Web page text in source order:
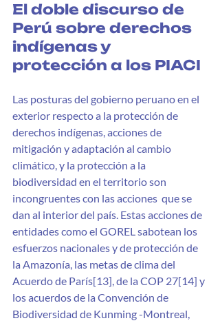
El doble discurso de
Perú sobre derechos
indígenas y
protección a los PIACI
Las posturas del gobierno peruano en el
exterior respecto a la protección de
derechos indígenas, acciones de
mitigación y adaptación al cambio
climático, y la protección a la
biodiversidad en el territorio son
incongruentes con las acciones  que se
dan al interior del país. Estas acciones de
entidades como el GOREL sabotean los
esfuerzos nacionales y de protección de
la Amazonía, las metas de clima del
Acuerdo de París[13], de la COP 27[14] y
los acuerdos de la Convención de
Biodiversidad de Kunming -Montreal,